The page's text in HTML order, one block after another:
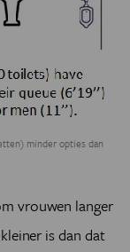
minder opties dan
vrouwen langer
is dan dat